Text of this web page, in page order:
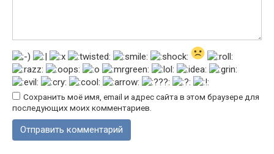
Сохранить моё имя, email и адрес сайта в этом браузере для
последующих моих комментариев.